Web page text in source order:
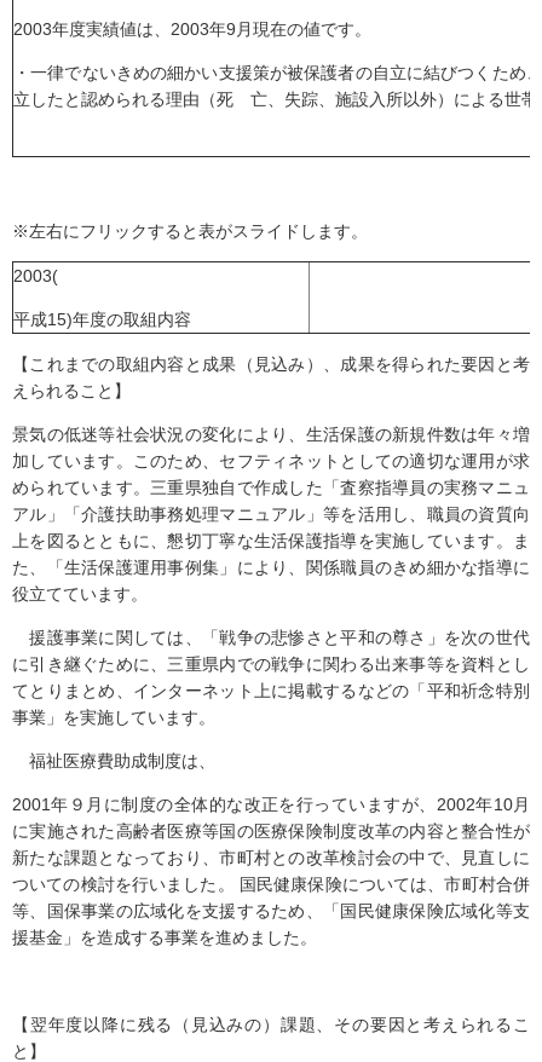
2003年度実績値は、2003年9月現在の値です。
・一律でないきめの細かい支援策が被保護者の自立に結びつくため
立したと認められる理由（死 亡、失踪、施設入所以外）による世
※左右にフリックすると表がスライドします。
2003(
平成15)年度の取組内容
【これまでの取組内容と成果（見込み）、成果を得られた要因と考
えられること】
景気の低迷等社会状況の変化により、生活保護の新規件数は年々増
加しています。このため、セフティネットとしての適切な運用が求
められています。三重県独自で作成した「査察指導員の実務マニュ
アル」「介護扶助事務処理マニュアル」等を活用し、職員の資質向
上を図るとともに、懇切丁寧な生活保護指導を実施しています。ま
た、「生活保護運用事例集」により、関係職員のきめ細かな指導に
役立てています。
援護事業に関しては、「戦争の悲惨さと平和の尊さ」を次の世代
に引き継ぐために、三重県内での戦争に関わる出来事等を資料とし
てとりまとめ、インターネット上に掲載するなどの「平和祈念特別
事業」を実施しています。
福祉医療費助成制度は、
2001年９月に制度の全体的な改正を行っていますが、2002年10月
に実施された高齢者医療等国の医療保険制度改革の内容と整合性が
新たな課題となっており、市町村との改革検討会の中で、見直しに
ついての検討を行いました。 国民健康保険については、市町村合併
等、国保事業の広域化を支援するため、「国民健康保険広域化等支
援基金」を造成する事業を進めました。
【翌年度以降に残る（見込みの）課題、その要因と考えられるこ
と】